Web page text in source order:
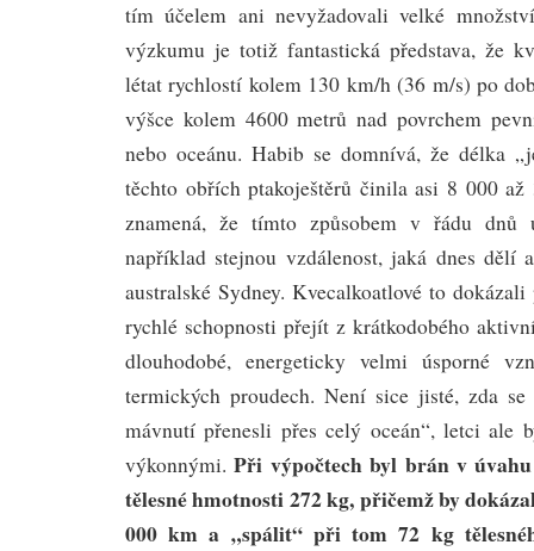
tím účelem ani nevyžadovali velké
výzkumu je totiž fantastická představa, že
létat rychlostí kolem 130 km/h (36 m/s) po
výšce kolem 4600 metrů nad povrchem
nebo oceánu. Habib se domnívá, že délka
těchto obřích ptakoještěrů činila asi 8 000
znamená, že tímto způsobem v řádu dnů
například stejnou vzdálenost, jaká dnes dělí
australské Sydney. Kvecalkoatlové to
rychlé schopnosti přejít z krátkodobého
dlouhodobé, energeticky velmi úsporné
termických proudech. Není sice jisté, zda se
mávnutí přenesli přes celý oceán“, letci ale
výkonnými.Při výpočtech byl brán v
tělesné hmotnosti 272 kg, přičemž by
000 km a „spálit“ při tom 72 kg